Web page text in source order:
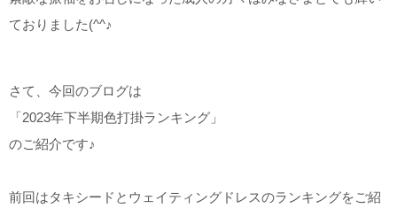
家族・友人と撮影 ペットと撮影
事前来店なしで撮影
撮影前の打ち合わせ
ておりました(^^♪
さて、今回のブログは
「2023年下半期色打掛ランキング」
のご紹介です♪
前回はタキシードとウェイティングドレスのランキングをご紹